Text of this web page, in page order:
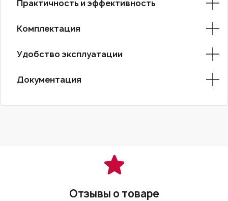
Практичность и эффективность
Комплектация
Удобство эксплуатации
Документация
Отзывы о товаре